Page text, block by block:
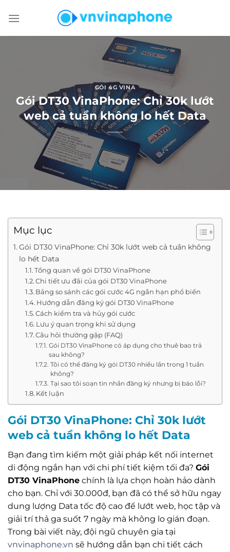
đến
GÓI 4G VINA
Gói DT30 VinaPhone: Chỉ 30k lướt
web cả tuần không lo hết Data
Mục lục
Gói DT30 VinaPhone: Chỉ 30k lướt web cả tuần không
lo hết Data
Tổng quan về gói DT30 VinaPhone
Chi tiết ưu đãi của gói DT30 VinaPhone
Bảng so sánh các gói cước 4G ngắn hạn phổ biến
Hướng dẫn đăng ký gói DT30 VinaPhone
Cách kiểm tra và hủy gói cước
Lưu ý quan trọng khi sử dụng
Câu hỏi thường gặp (FAQ)
Gói DT30 VinaPhone có áp dụng cho thuê bao trả
sau không?
Tôi có thể đăng ký gói DT30 nhiều lần trong 1 tuần
không?
Tại sao tôi soạn tin nhắn đăng ký nhưng bị báo lỗi?
Kết luận
Gói DT30 VinaPhone: Chỉ 30k lướt
web cả tuần không lo hết Data
Bạn đang tìm kiếm một giải pháp kết nối internet
di động ngắn hạn với chi phí tiết kiệm tối đa? Gói
DT30 VinaPhone chính là lựa chọn hoàn hảo dành
cho bạn. Chỉ với 30.000đ, bạn đã có thể sở hữu ngay
dung lượng Data tốc độ cao để lướt web, học tập và
giải trí thả ga suốt 7 ngày mà không lo gián đoạn.
Trong bài viết này, đội ngũ chuyên gia tại
vnvinaphone.vn sẽ hướng dẫn bạn chi tiết cách